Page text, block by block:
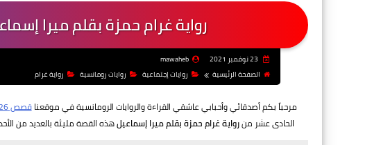
رواية غرام حمزة بقلم ميرا
mawaheb
الصفحة الرئيسية
روايات إجتماعية روايات رومانسية رواية غرام
مرحباً بكم أصدقائي وأحبابي عاشقي القراءة والروايات الرومانسية في موقعناقصص 26
الحادى عشر منرواية غرام حمزة بقلم ميرا إسماعيلهذه القصة مليئة بالعديد من